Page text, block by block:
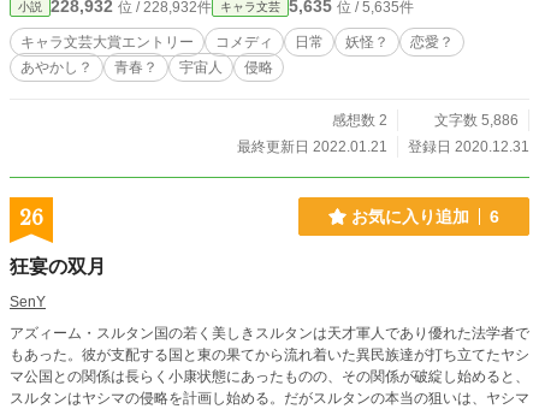
小説 228,932 位 / 228,932件 キャラ文芸 5,635 位 / 5,635件
キャラ文芸大賞エントリー コメディ 日常 妖怪？
恋愛？
あやかし？
青春？ 宇宙人 侵略
感想数 2
文字数 5,886
最終更新日 2022.01.21
登録日 2020.12.31
26 お気に入り追加 6
狂宴の双月
SenY
アズィーム・スルタン国の若く美しきスルタンは天才軍人であり優れた法学者で
もあった。彼が支配する国と東の果てから流れ着いた異民族達が打ち立てたヤシ
マ公国との関係は長らく小康状態にあったものの、その関係が破綻し始めると、
スルタンはヤシマの侵略を計画し始める。だがスルタンの本当の狙いは、ヤシマ